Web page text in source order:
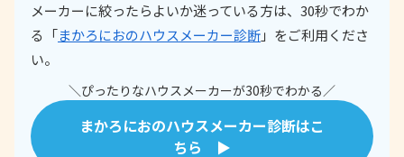
メーカーに絞ったらよいか迷っている方は、30秒でわか
る「まかろにおのハウスメーカー診断」をご利用くださ
い。
＼ぴったりなハウスメーカーが30秒でわかる／
まかろにおのハウスメーカー診断はこ
ちら ▶